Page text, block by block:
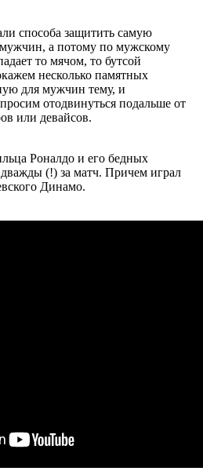
способа защитить самую
мужчин, а потому по мужскому
то мячом, то бутсой
несколько памятных
для мужчин тему, и
отодвинуться подальше от
или девайсов.
Роналдо и его бедных
(!) за матч. Причем играл
Динамо.